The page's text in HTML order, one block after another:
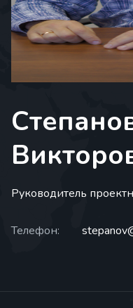
Руководитель
Телефон: